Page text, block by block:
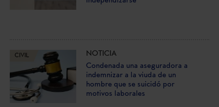
CIVIL
NOTICIA
Condenada una aseguradora a
indemnizar a la viuda de un
hombre que se suicidó por
motivos laborales